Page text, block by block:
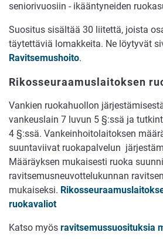
seniorivuosiin - ikääntyneiden
Suositus sisältää 30 liitettä, joista
täytettäviä lomakkeita. Ne löytyvät
Ravitsemushoito.
Rikosseuraamuslaitoksen
Vankien ruokahuollon
vankeuslain 7 luvun 5 §:ssä ja
4 §:ssä. Vankeinhoitolaitoksen
suuntaviivat ruokapalvelun
Määräyksen mukaisesti ruoka
ravitsemusneuvottelukunnan
mukaiseksi.
ruokavaliot
Katso myös ravitsemussuosituksia